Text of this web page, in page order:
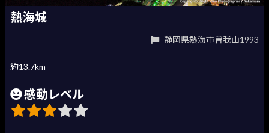
熱海城
静岡県熱海市曽我山1993
約13.7km
感動レベル